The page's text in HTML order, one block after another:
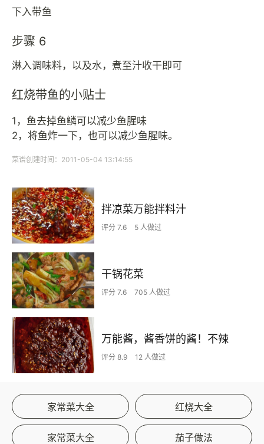
下入带鱼
步骤 6
淋入调味料，以及水，煮至汁收干即可
红烧带鱼的小贴士
1，鱼去掉鱼鳞可以减少鱼腥味
2，将鱼炸一下，也可以减少鱼腥味。
菜谱创建时间：2011-05-04 13:14:55
拌凉菜万能拌料汁
评分 7.6 5 人做过
干锅花菜
评分 7.6 705 人做过
万能酱，酱香饼的酱！不辣
评分 8.9 12 人做过
家常菜大全 红烧大全
家常菜大全 茄子做法